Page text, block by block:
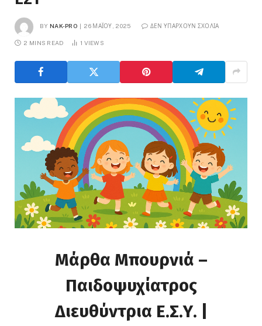
BY NAK-PRO 26 ΜΑΪ́ΟΥ, 2025 ΔΕΝ ΥΠΆΡΧΟΥΝ ΣΧΌΛΙΑ
2 MINS READ 1 VIEWS
Μάρθα Μπουρνιά –
Παιδοψυχίατρος
Διευθύντρια Ε.Σ.Υ. |